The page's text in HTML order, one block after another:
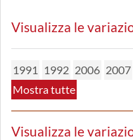
Visualizza le
1991 1992 2006 2007
Mostra tutte
Visualizza le